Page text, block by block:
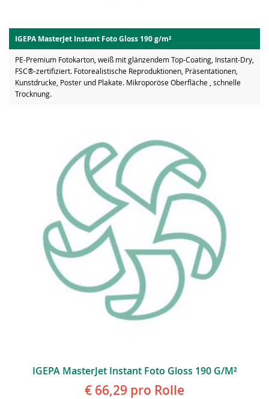
IGEPA MasterJet Instant Foto Gloss 190 g/m²
PE-Premium Fotokarton, weiß mit glänzendem Top-Coating, Instant-Dry,
FSC®-zertifiziert. Fotorealistische Reproduktionen, Präsentationen,
Kunstdrucke, Poster und Plakate. Mikroporöse Oberfläche , schnelle
Trocknung.
IGEPA MasterJet Instant Foto Gloss 190 G/m²
€ 66,29 pro Rolle